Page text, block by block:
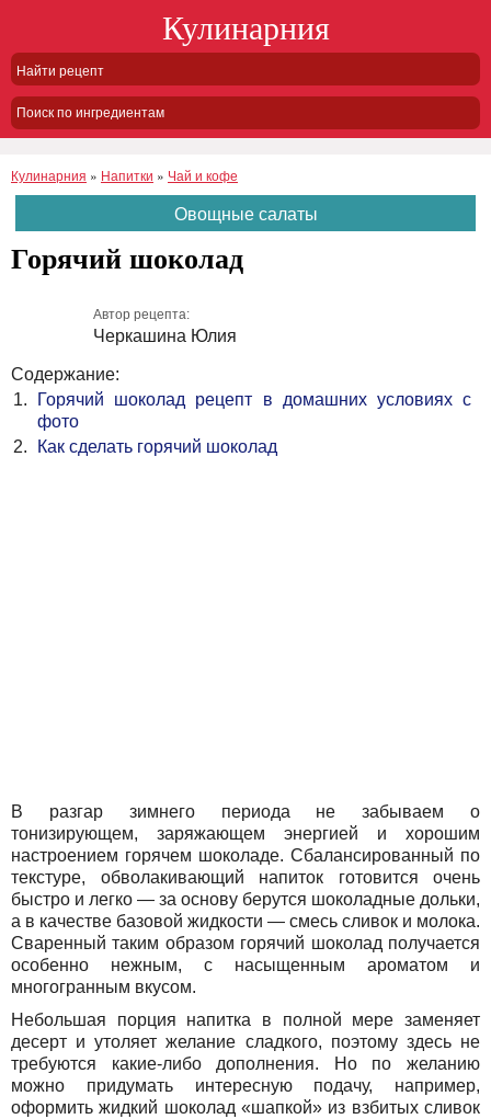
Кулинарния
Поиск по ингредиентам
Кулинарния » Напитки » Чай и кофе
Овощные салаты
Горячий шоколад
Автор рецепта:
Черкашина Юлия
Содержание:
Горячий шоколад рецепт в домашних условиях с
фото
Как сделать горячий шоколад
В разгар зимнего периода не забываем о
тонизирующем, заряжающем энергией и хорошим
настроением горячем шоколаде. Сбалансированный по
текстуре, обволакивающий напиток готовится очень
быстро и легко — за основу берутся шоколадные дольки,
а в качестве базовой жидкости — смесь сливок и молока.
Сваренный таким образом горячий шоколад получается
особенно нежным, с насыщенным ароматом и
многогранным вкусом.
Небольшая порция напитка в полной мере заменяет
десерт и утоляет желание сладкого, поэтому здесь не
требуются какие-либо дополнения. Но по желанию
можно придумать интересную подачу, например,
оформить жидкий шоколад «шапкой» из взбитых сливок